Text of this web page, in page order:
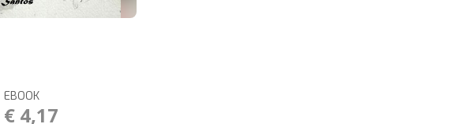
EBOOK
€ 4,17